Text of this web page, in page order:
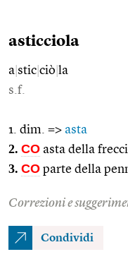
asticciola
a stic ciò la
s.f.
1. dim. => asta
2. CO asta della
3. CO parte della
Correzioni e
Condividi